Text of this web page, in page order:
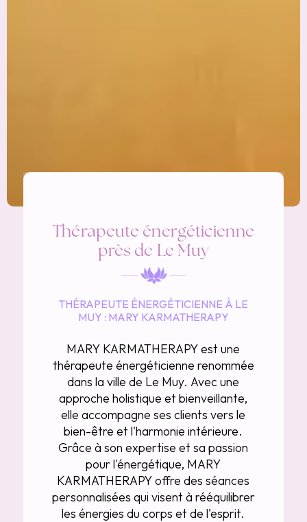
Thérapeute énergéticienne
près de Le Muy
THÉRAPEUTE ÉNERGÉTICIENNE À LE
MUY : MARY KARMATHERAPY
MARY KARMATHERAPY est une
thérapeute énergéticienne renommée
dans la ville de Le Muy. Avec une
approche holistique et bienveillante,
elle accompagne ses clients vers le
bien-être et l'harmonie intérieure.
Grâce à son expertise et sa passion
pour l'énergétique, MARY
KARMATHERAPY offre des séances
personnalisées qui visent à rééquilibrer
les énergies du corps et de l'esprit.